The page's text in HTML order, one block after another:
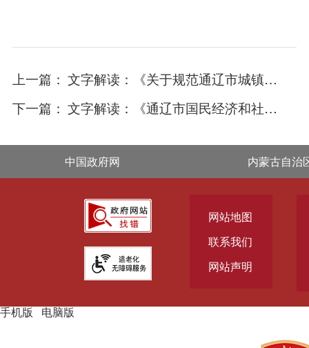
上一篇：
文字解读：《关于规范通辽市城镇户外广告牌匾设施管理的实施意见》
下一篇：
文字解读：《通辽市国民经济和社会发展第十五个五年规划纲要》
中国政府网 内蒙古自治
网站地图
联系我们
网站声明
手机版|电脑版
主办单位：通辽市人民政府主办